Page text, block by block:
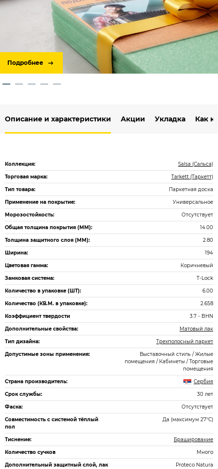
Подробнее
Описание и характеристики Акции Укладка Как
Коллекция:
Salsa (Сальса)
Торговая марка:
Tarkett (Таркетт)
Тип товара:
Паркетная доска
Применение на покрытие:
Универсальное
Морозостойкость:
Отсутствует
Общая толщина покрытия (ММ):
14.00
Толщина защитного слоя (ММ):
2.80
Ширина:
194
Цветовая гамма:
Коричневый
Замковая система:
T-Lock
Количество в упаковке (ШТ):
6.00
Количество (КВ.М. в упаковке):
2.658
Коэффициент твердости
3.7 - BHN
Дополнительные свойства:
Матовый лак
Тип дизайна:
Трехполосный паркет
Допустимые зоны применения:
Выставочный стиль / Жилые
помещения / Кабинеты / Торговые
помещения
Страна производитель:
Сербия
Срок службы:
30 лет
Фаска:
Отсутствует
Совместимость с системой тёплый
пол
Да (максимум 27°C)
Тиснение:
Браширование
Количество сучков
Много
Дополнительный защитный слой, лак
Proteco Natura